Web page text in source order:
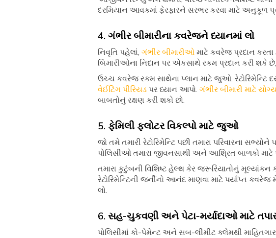
દરમિયાન આવકમાં ફેરફારને સરભર કરવા માટે અનુકૂળ
4. ગંભીર બીમારીના કવરેજને ધ્યાનમાં લો
નિવૃતિ પહેલાં, ગંભીર બીમારીઓ માટે કવરેજ પ્રદાન
બિમારીઓના નિદાન પર એકસાથે રકમ પ્રદાન કરી શકે
ઉચ્ચ કવરેજ રકમ સાથેના પ્લાન માટે જુઓ. રેટોરિમેન્ટિ
વેઈટિંગ પીરિયડ પર ધ્યાન આપો. ગંભીર બીમારી માટે
બાબતોનું રક્ષણ કરી શકો છો.
5. ફેમિલી ફ્લોટર વિકલ્પો માટે જુઓ
જો તમે તમારી રેટોરિમેન્ટિ પછી તમારા પરિવારના
પોલિસીઓ તમારા જીવનસાથી અને આશ્રિત બાળકો
તમારા કુટુંબની વિશિષ્ટ હેલ્થ કેર જરૂરિયાતોનું મૂલ્યાંકન
રેટોરિમેન્ટિની જર્નીનો આનંદ માણવા માટે પર્યાપ્ત
લો.
6. સહ-ચુકવણી અને પેટા-મર્યાદાઓ માટે
પોલિસીમાં કો-પેમેન્ટ અને સબ-લીમીટ ક્લેમથી માહિતગાર